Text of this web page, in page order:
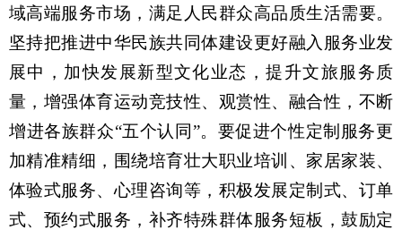
域高端服务市场，满足人民群众高品质生活需要。
坚持把推进中华民族共同体建设更好融入服务业发
展中，加快发展新型文化业态，提升文旅服务质
量，增强体育运动竞技性、观赏性、融合性，不断
增进各族群众“五个认同”。要促进个性定制服务更
加精准精细，围绕培育壮大职业培训、家居家装、
体验式服务、心理咨询等，积极发展定制式、订单
式、预约式服务，补齐特殊群体服务短板，鼓励定